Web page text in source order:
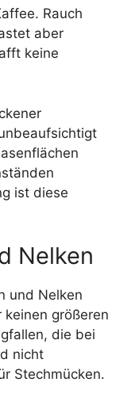
Rauch
aber
keine
ist diese
Nelken
und Nelken
größeren
die bei
nicht
Stechmücken.